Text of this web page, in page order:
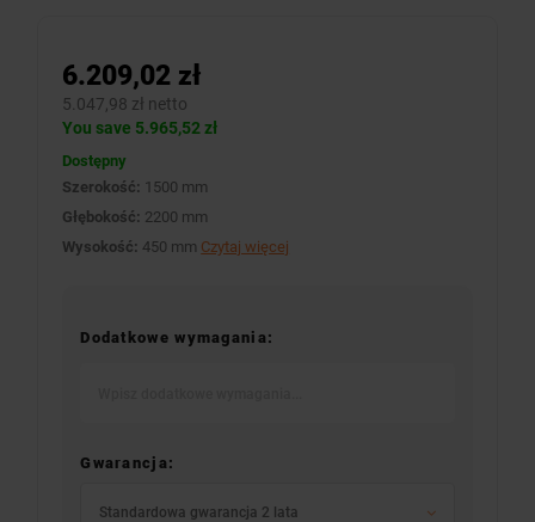
6.209,02 zł
5.047,98 zł netto
You save 5.965,52 zł
Dostępny
Szerokość: 1500 mm
Głębokość: 2200 mm
Wysokość: 450 mm Czytaj więcej
Dodatkowe wymagania:
Gwarancja:
Standardowa gwarancja 2 lata